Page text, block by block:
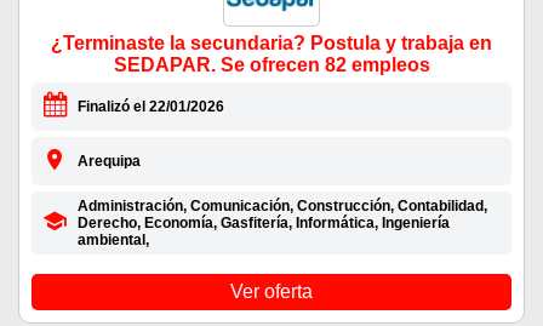
¿Terminaste la secundaria? Postula y trabaja en
SEDAPAR. Se ofrecen 82 empleos
Finalizó el 22/01/2026
Arequipa
Administración, Comunicación, Construcción, Contabilidad,
Derecho, Economía, Gasfitería, Informática, Ingeniería
ambiental,
Ver oferta